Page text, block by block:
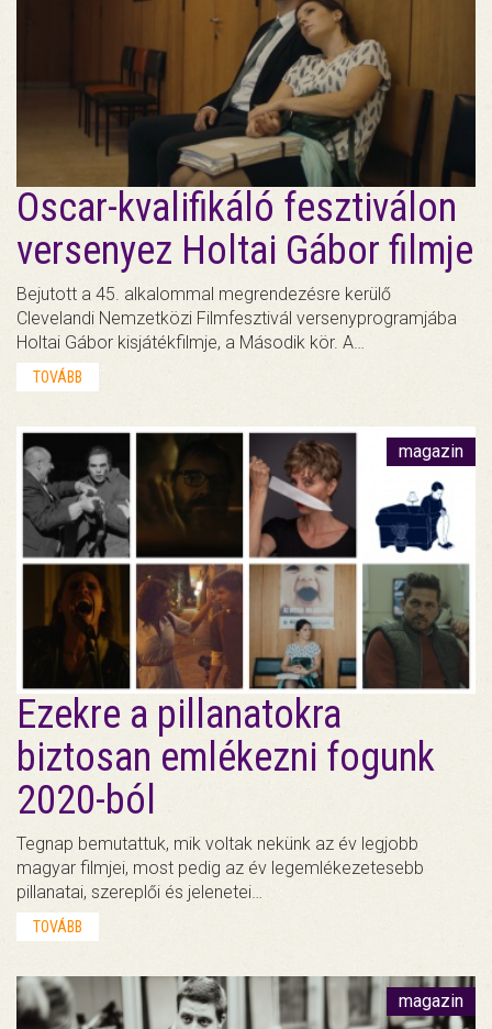
Oscar-kvalifikáló fesztiválon
versenyez Holtai Gábor filmje
Bejutott a 45. alkalommal megrendezésre kerülő
Clevelandi Nemzetközi Filmfesztivál versenyprogramjába
Holtai Gábor kisjátékfilmje, a Második kör. A…
TOVÁBB
magazin
Ezekre a pillanatokra
biztosan emlékezni fogunk
2020-ból
Tegnap bemutattuk, mik voltak nekünk az év legjobb
magyar filmjei, most pedig az év legemlékezetesebb
pillanatai, szereplői és jelenetei…
TOVÁBB
magazin